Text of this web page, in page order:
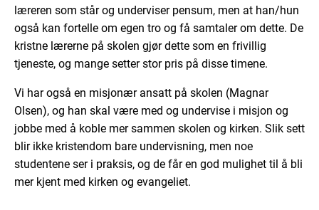
læreren som står og underviser pensum, men at han/hun
også kan fortelle om egen tro og få samtaler om dette. De
kristne lærerne på skolen gjør dette som en frivillig
tjeneste, og mange setter stor pris på disse timene.
Vi har også en misjonær ansatt på skolen (Magnar
Olsen), og han skal være med og undervise i misjon og
jobbe med å koble mer sammen skolen og kirken. Slik sett
blir ikke kristendom bare undervisning, men noe
studentene ser i praksis, og de får en god mulighet til å bli
mer kjent med kirken og evangeliet.